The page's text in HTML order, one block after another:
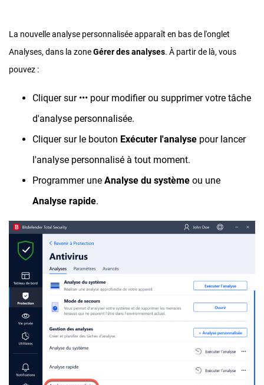
La nouvelle analyse personnalisée apparaît en bas de l'onglet
Analyses, dans la zoneGérer des analyses. À partir de là, vous
pouvez :
Cliquer sur ••• pour modifier ou supprimer votre tâche
d'analyse personnalisée.
Cliquer sur le bouton Exécuter l'analyse pour lancer
l'analyse personnalisé à tout moment.
Programmer une Analyse du système ou une
Analyse rapide.